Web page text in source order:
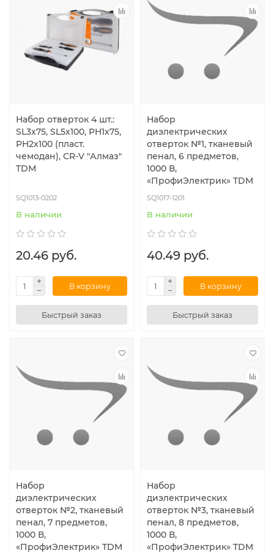
Набор отверток 4 шт.:
SL3x75, SL5х100, PH1х75,
PH2х100 (пласт.
чемодан), CR-V "Алмаз"
TDM
SQ1013-0202
В наличии
20.46 руб.
В корзину
Быстрый заказ
Набор
диэлектрических
отверток №1, тканевый
пенал, 6 предметов,
1000 В,
«ПрофиЭлектрик» TDM
SQ1017-1201
В наличии
40.49 руб.
В корзину
Быстрый заказ
Набор
диэлектрических
отверток №2, тканевый
пенал, 7 предметов,
1000 В,
«ПрофиЭлектрик» TDM
Набор
диэлектрических
отверток №3, тканевый
пенал, 8 предметов,
1000 В,
«ПрофиЭлектрик» TDM